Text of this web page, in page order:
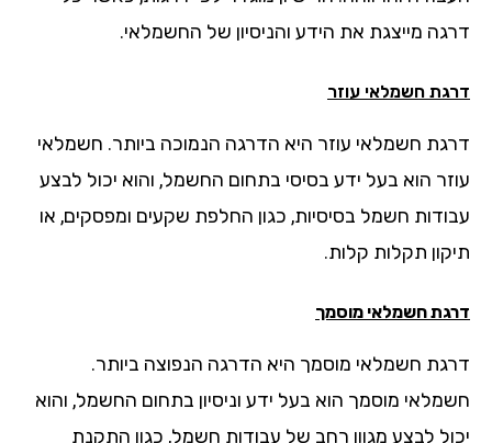
מייצגת את הידע והניסיון של החשמלאי.
חשמלאי עוזר
חשמלאי עוזר היא הדרגה הנמוכה ביותר. חשמלאי
הוא בעל ידע בסיסי בתחום החשמל, והוא יכול לבצע
חשמל בסיסיות, כגון החלפת שקעים ומפסקים, או
תקלות קלות.
חשמלאי מוסמך
חשמלאי מוסמך היא הדרגה הנפוצה ביותר.
מוסמך הוא בעל ידע וניסיון בתחום החשמל, והוא
לבצע מגוון רחב של עבודות חשמל, כגון התקנת